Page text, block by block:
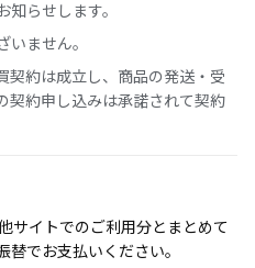
知らせします。
ません。
約は成立し、商品の発送・受
契約申し込みは承諾されて契約
サイトでのご利用分とまとめて
でお支払いください。